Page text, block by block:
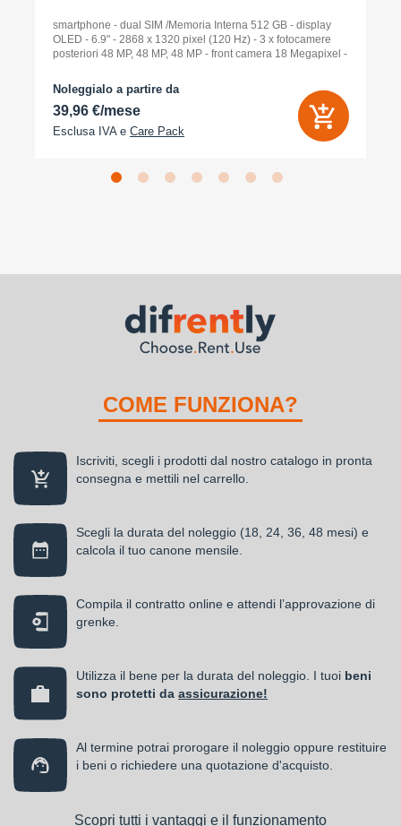
smartphone - dual SIM /Memoria Interna 512 GB - display
OLED - 6.9" - 2868 x 1320 pixel (120 Hz) - 3 x fotocamere
posteriori 48 MP, 48 MP, 48 MP - front camera 18 Megapixel -
Noleggialo a partire da
39,96 €/mese
Esclusa IVA e Care Pack
COME FUNZIONA?
Iscriviti, scegli i prodotti dal nostro catalogo in pronta
consegna e mettili nel carrello.
Scegli la durata del noleggio (18, 24, 36, 48 mesi) e
calcola il tuo canone mensile.
Compila il contratto online e attendi l’approvazione di
grenke.
Utilizza il bene per la durata del noleggio. I tuoi beni
sono protetti da assicurazione!
Al termine potrai prorogare il noleggio oppure restituire
i beni o richiedere una quotazione d'acquisto.
Scopri tutti i vantaggi e il funzionamento